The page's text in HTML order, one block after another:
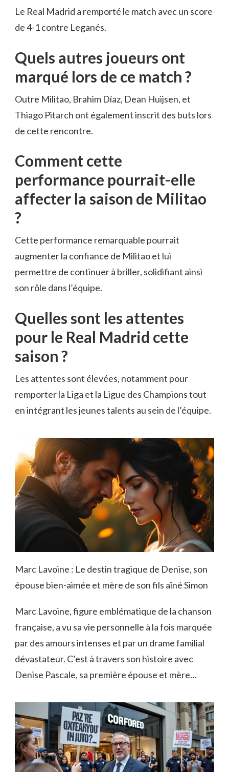
Le Real Madrid a remporté le match avec un score
de 4-1 contre Leganés.
Quels autres joueurs ont
marqué lors de ce match ?
Outre Militao, Brahim Díaz, Dean Huijsen, et
Thiago Pitarch ont également inscrit des buts lors
de cette rencontre.
Comment cette
performance pourrait-elle
affecter la saison de Militao
?
Cette performance remarquable pourrait
augmenter la confiance de Militao et lui
permettre de continuer à briller, solidifiant ainsi
son rôle dans l’équipe.
Quelles sont les attentes
pour le Real Madrid cette
saison ?
Les attentes sont élevées, notamment pour
remporter la Liga et la Ligue des Champions tout
en intégrant les jeunes talents au sein de l’équipe.
Marc Lavoine : Le destin tragique de Denise, son
épouse bien-aimée et mère de son fils aîné Simon
Marc Lavoine, figure emblématique de la chanson
française, a vu sa vie personnelle à la fois marquée
par des amours intenses et par un drame familial
dévastateur. C’est à travers son histoire avec
Denise Pascale, sa première épouse et mère…